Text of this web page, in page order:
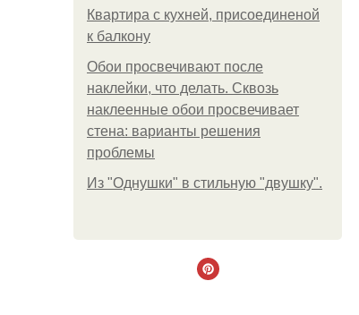
Квартира с кухней, присоединеной
к балкону
Обои просвечивают после
наклейки, что делать. Сквозь
наклеенные обои просвечивает
стена: варианты решения
проблемы
Из "Однушки" в стильную "двушку".